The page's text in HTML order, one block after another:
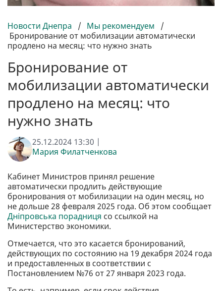
Новости Днепра / Мы рекомендуем
/
Бронирование от мобилизации автоматически
продлено на месяц: что нужно знать
Бронирование от
мобилизации автоматически
продлено на месяц: что
нужно знать
25.12.2024 13:30 |
Мария Филатченкова
Кабинет Министров принял решение
автоматически продлить действующие
бронирования от мобилизации на один месяц, но
не дольше 28 февраля 2025 года. Об этом сообщает
Дніпровська порадниця со ссылкой на
Министерство экономики.
Отмечается, что это касается бронирований,
действующих по состоянию на 19 декабря 2024 года
и предоставленных в соответствии с
Постановлением №76 от 27 января 2023 года.